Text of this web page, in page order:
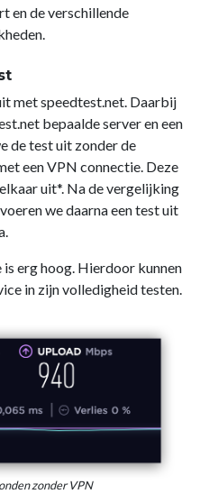
en de verschillende
met speedtest.net. Daarbij
bepaalde server en een
de test uit zonder de
een VPN connectie. Deze
uit*. Na de vergelijking
we daarna een test uit
erg hoog. Hierdoor kunnen
in zijn volledigheid testen.
zonder VPN